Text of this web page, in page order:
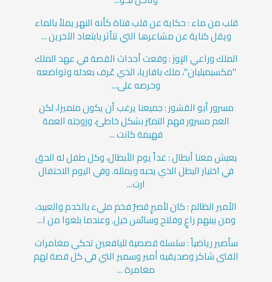
قلب من ماء : حكاية عن قلب فتاة كأنه النهر يملأ بالماء
ويقل كناية عن مشاعرها التي تتأثر بابتعاد الآخرين ...
الملك وراعي الإوز : وقعت أحداث القصة في عهد الملك
"مكسيميليان"، ملك بافاريا، الذي عُرف بعدله وتواضعه
وحرصه على...
مسرور أبو القشور : جميعنا يرغب أن يكون متميزا، لكن
العم مسرور فهم التميّز بشكل خاطئ، وزوجته العمة
فهيمة كانت ...
يعيش معنا أبطال : غداً يوم الأبطال، وكل طفل له الحق
في اختيار البطل الذي يحبه ويمثله. وفي اليوم الاحتفال
ارت...
الأمير الظالم : كان لأميرٍ قصرٌ فخم مليء بالخدم والعبيد،
ومن بينهم راعٍ وفلاح وسائس خيل. وعندما بلغوا من ا...
سأصير رياضياً : سلسلة قصصية لليافعين تحكي مغامرات
الفتى شاكر وصديقيه أمير وسمير التي في كل قصة لهم
مغامرة ...